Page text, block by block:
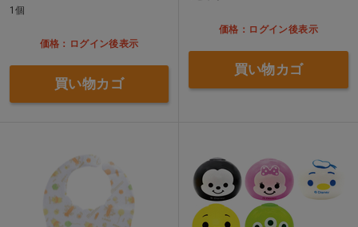
1個
価格：ログイン後表示
買い物カゴ
価格：ログイン後表示
買い物カゴ